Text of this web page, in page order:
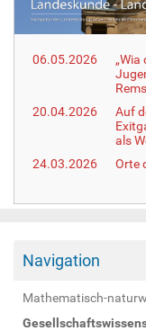
e
:
06.05.2026
20.04.2026
Auf
als
24.03.2026
Orte
Navigation
Mathematisch-